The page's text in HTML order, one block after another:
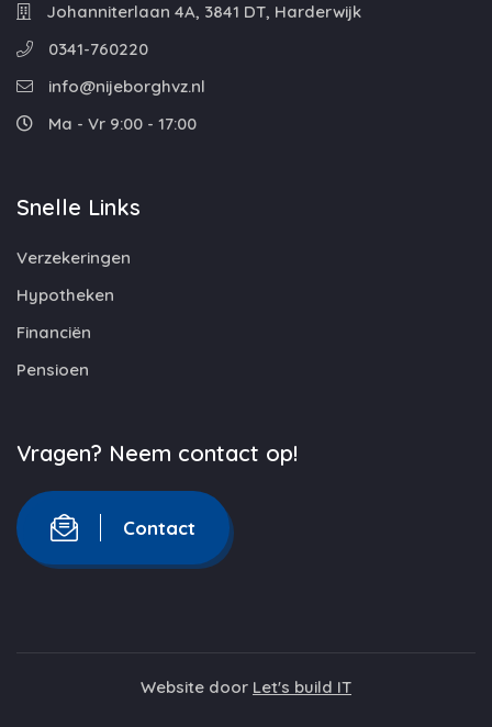
Johanniterlaan 4A, 3841 DT, Harderwijk
0341-760220
info@nijeborghvz.nl
Ma - Vr 9:00 - 17:00
Snelle Links
Verzekeringen
Hypotheken
Financiën
Pensioen
Vragen? Neem contact op!
Contact
Website door Let's build IT